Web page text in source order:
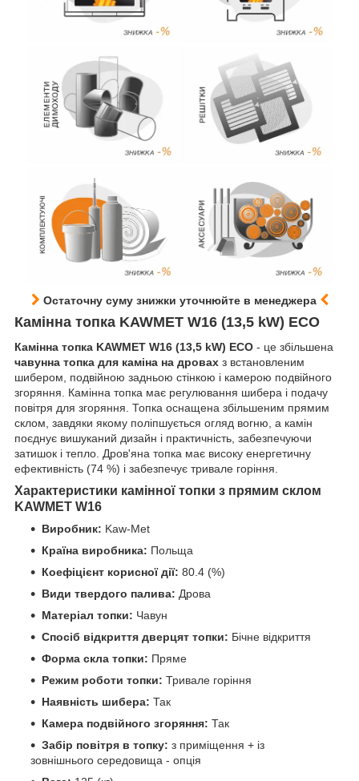
Остаточну суму знижки уточнюйте в менеджера
Камінна топка KAWMET W16 (13,5 kW) ECO
Камінна топка KAWMET W16 (13,5 kW) ECO - це збільшена
чавунна топка для каміна на дровах з встановленим
шибером, подвійною задньою стінкою і камерою подвійного
згоряння. Камінна топка має регулювання шибера і подачу
повітря для згоряння. Топка оснащена збільшеним прямим
склом, завдяки якому поліпшується огляд вогню, а камін
поєднує вишуканий дизайн і практичність, забезпечуючи
затишок і тепло. Дров'яна топка має високу енергетичну
ефективність (74 %) і забезпечує тривале горіння.
Характеристики камінної топки з прямим склом
KAWMET W16
Виробник: Kaw-Met
Країна виробника: Польща
Коефіцієнт корисної дії: 80.4 (%)
Види твердого палива: Дрова
Матеріал топки: Чавун
Спосіб відкриття дверцят топки: Бічне відкриття
Форма скла топки: Пряме
Режим роботи топки: Тривале горіння
Наявність шибера: Так
Камера подвійного згоряння: Так
Забір повітря в топку: з приміщення + із
зовнішнього середовища - опція